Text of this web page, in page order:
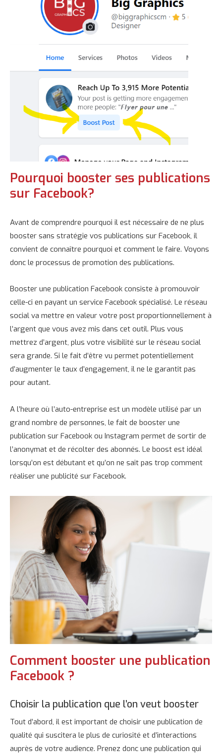
Pourquoi booster ses publications
sur Facebook?
Avant de comprendre pourquoi il est nécessaire de ne plus
booster sans stratégie vos publications sur Facebook, il
convient de connaître pourquoi et comment le faire. Voyons
donc le processus de promotion des publications.
Booster une publication Facebook consiste à promouvoir
celle-ci en payant un service Facebook spécialisé. Le réseau
social va mettre en valeur votre post proportionnellement à
l’argent que vous avez mis dans cet outil. Plus vous
mettrez d’argent, plus votre visibilité sur le réseau social
sera grande. Si le fait d’être vu permet potentiellement
d’augmenter le taux d’engagement, il ne le garantit pas
pour autant.
A l’heure où l’auto-entreprise est un modèle utilisé par un
grand nombre de personnes, le fait de booster une
publication sur Facebook ou Instagram permet de sortir de
l’anonymat et de récolter des abonnés. Le boost est idéal
lorsqu’on est débutant et qu’on ne sait pas trop comment
réaliser une publicité sur Facebook.
Comment booster une publication
Facebook ?
Choisir la publication que l’on veut booster
Tout d’abord, il est important de choisir une publication de
qualité qui suscitera le plus de curiosité et d’interactions
auprès de votre audience. Prenez donc une publication qui